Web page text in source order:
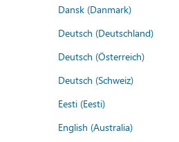
Dansk (Danmark)
Deutsch (Deutschland)
Deutsch (Österreich)
Deutsch (Schweiz)
Eesti (Eesti)
English (Australia)